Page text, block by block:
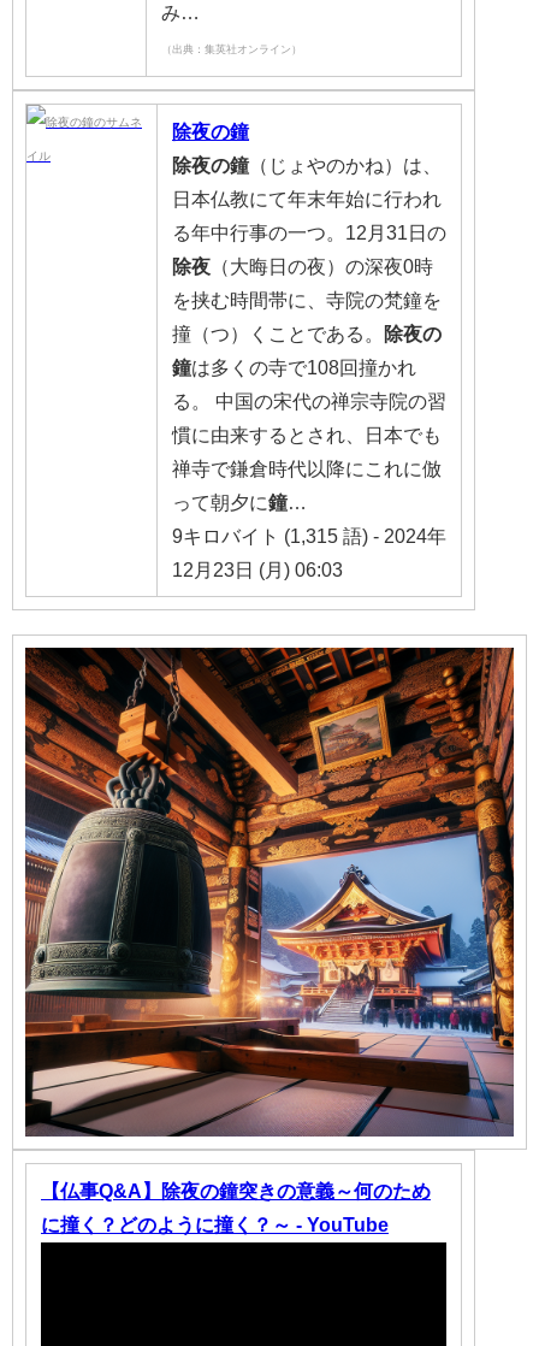
み…
（出典：集英社オンライン）
除夜の鐘
除夜の鐘（じょやのかね）は、
日本仏教にて年末年始に行われ
る年中行事の一つ。12月31日の
除夜 （大晦日の夜）の深夜0時
を挟む時間帯に、寺院の梵鐘を
撞（つ）くことである。
除夜の
鐘は多くの寺で108回撞かれ
る。 中国の宋代の禅宗寺院の習
慣に由来するとされ、日本でも
禅寺で鎌倉時代以降にこれに倣
って朝夕に鐘…
9キロバイト (1,315 語) - 2024年
12月23日 (月) 06:03
【仏事Q&A】除夜の鐘突きの意義～何のため
に撞く？どのように撞く？～ - YouTube